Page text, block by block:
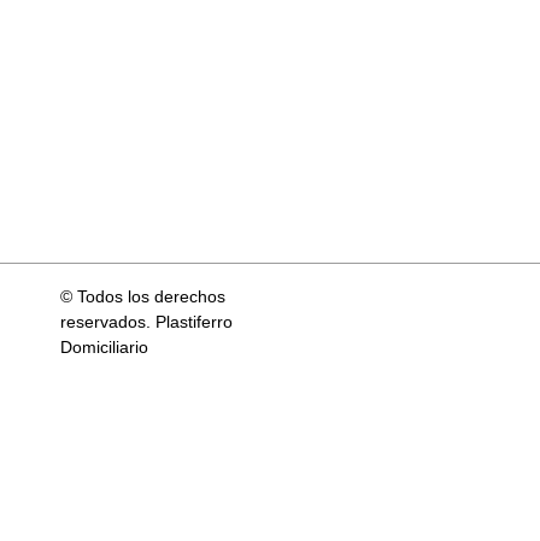
© Todos los derechos
reservados. Plastiferro
Domiciliario